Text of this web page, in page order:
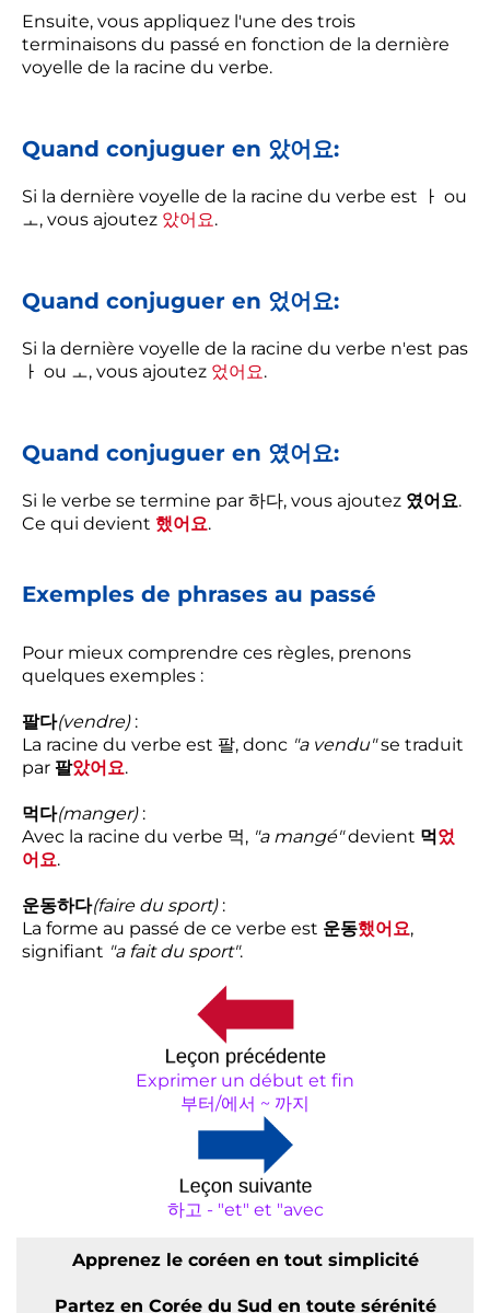
Ensuite, vous appliquez l'une des trois
terminaisons du passé en fonction de la dernière
voyelle de la racine du verbe.
Quand conjuguer en 았어요:
Si la dernière voyelle de la racine du verbe est ㅏ ou
ㅗ, vous ajoutez 았어요.
Quand conjuguer en 었어요:
Si la dernière voyelle de la racine du verbe n'est pas
ㅏ ou ㅗ, vous ajoutez 었어요.
Quand conjuguer en 였어요:
Si le verbe se termine par 하다, vous ajoutez 였어요.
Ce qui devient 했어요.
Exemples de phrases au passé
Pour mieux comprendre ces règles, prenons
quelques exemples :
팔다(vendre):
La racine du verbe est 팔, donc "a vendu"se traduit
par 팔았어요.
먹다(manger):
Avec la racine du verbe 먹, "a mangé"devient 먹 었
어요.
운동하다(faire du sport):
La forme au passé de ce verbe est 운동했어요,
signifiant "a fait du sport".
Exprimer un début et fin
부터/에서 ~ 까지
하고 - "et" et "avec
Apprenez le coréen en tout simplicité
Partez en Corée du Sud en toute sérénité